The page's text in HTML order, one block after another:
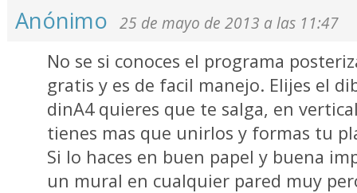
Anónimo 25 de mayo de 2013 a las 11:47
No se si conoces el programa
gratis y es de facil manejo. Elijes el
dinA4 quieres que te salga, en
tienes mas que unirlos y formas tu
Si lo haces en buen papel y buena
un mural en cualquier pared muy